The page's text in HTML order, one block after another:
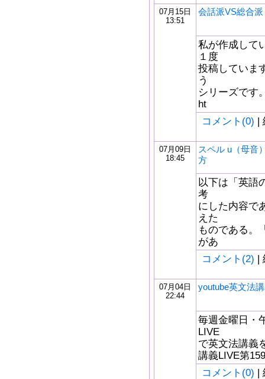
07月15日
13:51
会話派VS総合派
私が作成して
１度
投稿していま
う
シリーズです
ht
コメント(0) |
07月09日
18:45
スペル u（母音
方
以下は「英語
考
にした内容で
えた
ものである。
があ
コメント(2) |
07月04日
22:44
youtube英文法
毎週金曜日・
LIVE
で英文法講義
講義LIVE第
コメント(0) |